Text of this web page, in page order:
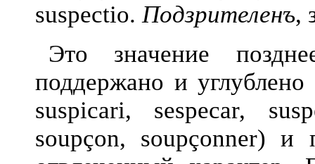
suspectio.Подзрителенъ,
Это значение
поддержано и углублено
suspicari, sespecar,
soupçon, soupçonner) и